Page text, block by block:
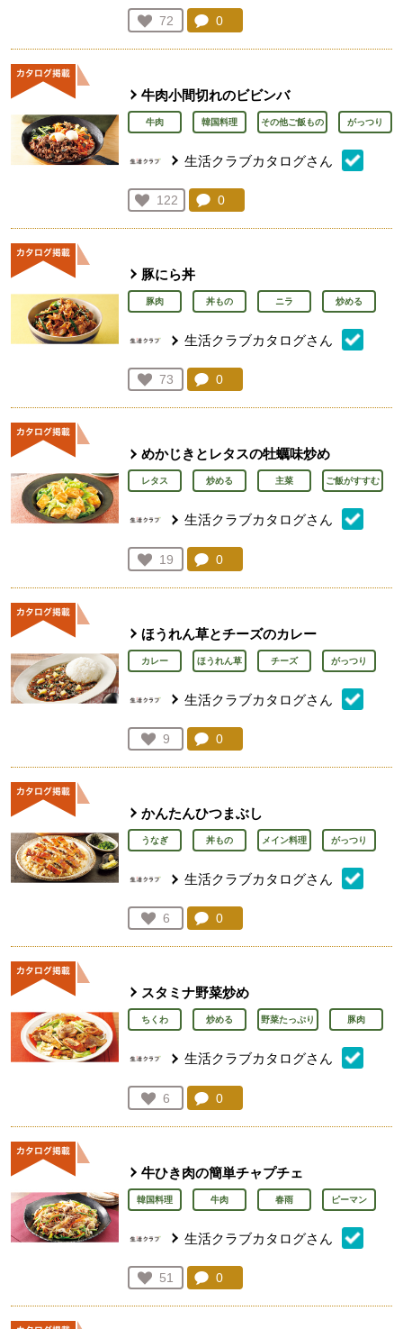
お気に入り登録：
72
人が登録
コメント：
0
牛肉小間切れのビビンバ
牛肉 韓国料理 その他ご飯もの がっつり
生活クラブカタログさん
お気に入り登録：
122
人が登録
コメント：
0
豚にら丼
豚肉 丼もの ニラ 炒める
生活クラブカタログさん
お気に入り登録：
73
人が登録
コメント：
0
めかじきとレタスの牡蠣味炒め
レタス 炒める 主菜 ご飯がすすむ
生活クラブカタログさん
お気に入り登録：
19
人が登録
コメント：
0
ほうれん草とチーズのカレー
カレー ほうれん草 チーズ がっつり
生活クラブカタログさん
お気に入り登録：
9
人が登録
コメント：
0
かんたんひつまぶし
うなぎ 丼もの メイン料理 がっつり
生活クラブカタログさん
お気に入り登録：
6
人が登録
コメント：
0
スタミナ野菜炒め
ちくわ 炒める 野菜たっぷり 豚肉
生活クラブカタログさん
お気に入り登録：
6
人が登録
コメント：
0
牛ひき肉の簡単チャプチェ
韓国料理 牛肉 春雨 ピーマン
生活クラブカタログさん
お気に入り登録：
51
人が登録
コメント：
0